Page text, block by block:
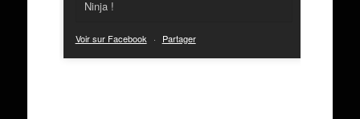
Ninja !
Voir sur Facebook · Partager